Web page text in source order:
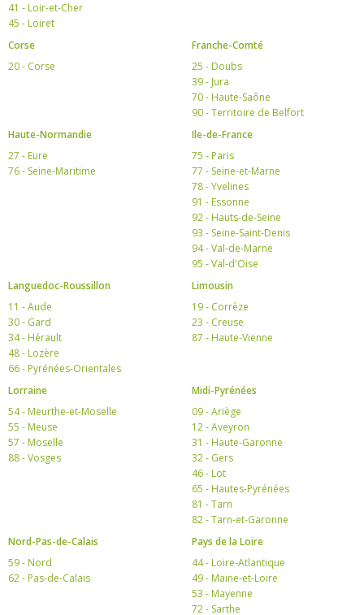
41 - Loir-et-Cher
45 - Loiret
Corse
20 - Corse
Franche-Comté
25 - Doubs
39 - Jura
70 - Haute-Saône
90 - Territoire de Belfort
Haute-Normandie
27 - Eure
76 - Seine-Maritime
Ile-de-France
75 - Paris
77 - Seine-et-Marne
78 - Yvelines
91 - Essonne
92 - Hauts-de-Seine
93 - Seine-Saint-Denis
94 - Val-de-Marne
95 - Val-d'Oise
Languedoc-Roussillon
11 - Aude
30 - Gard
34 - Hérault
48 - Lozère
66 - Pyrénées-Orientales
Limousin
19 - Corrèze
23 - Creuse
87 - Haute-Vienne
Lorraine
54 - Meurthe-et-Moselle
55 - Meuse
57 - Moselle
88 - Vosges
Midi-Pyrénées
09 - Ariège
12 - Aveyron
31 - Haute-Garonne
32 - Gers
46 - Lot
65 - Hautes-Pyrénées
81 - Tarn
82 - Tarn-et-Garonne
Nord-Pas-de-Calais
59 - Nord
62 - Pas-de-Calais
Pays de la Loire
44 - Loire-Atlantique
49 - Maine-et-Loire
53 - Mayenne
72 - Sarthe